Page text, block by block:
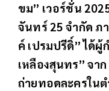
ขม” เวอร์ชั่น
จันทร์ 25 จำกัด ภ
ค์ เปรมปรีดิ์” ได้
เหลืองสุนทร” จา
ถ่ายทอดละครใน